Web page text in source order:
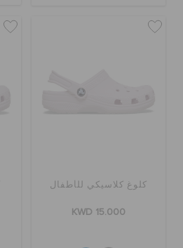
كلوغ كلاسيكي للأطفال
KWD 15.000